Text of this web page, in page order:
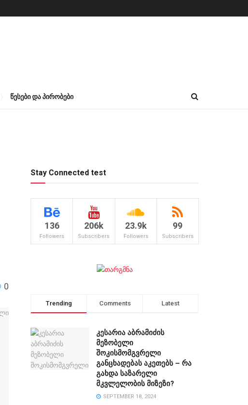
ᲬᲔᲡᲔᲑᲘ ᲓᲐ ᲞᲘᲠᲝᲑᲔᲑᲘ
0
Stay Connected test
136
Followers
206k
Subscribers
23.9k
Followers
99
Subscribers
Trending Comments Latest
კესარია აბრამიძის
მეზობელი
შოკისმომგვრელი
განცხადებას აკეთებს – რა
გახდა საზარელი
მკვლელობის მიზეზი?
SEPTEMBER 18, 2024